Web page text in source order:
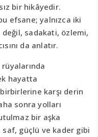
bir hikâyedir.
efsane; yalnızca iki
sadakati, özlemi,
da anlatır.
hayatta
karşı derin
sonra yolları
bir aşka
saf, güçlü ve kader gibi